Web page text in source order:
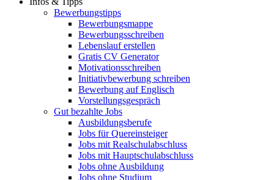
Bewerbungstipps
Bewerbungsmappe
Bewerbungsschreiben
Lebenslauf erstellen
Gratis CV Generator
Motivationsschreiben
Initiativbewerbung schreiben
Bewerbung auf Englisch
Vorstellungsgespräch
Gut bezahlte Jobs
Ausbildungsberufe
Jobs für Quereinsteiger
Jobs mit Realschulabschluss
Jobs mit Hauptschulabschluss
Jobs ohne Ausbildung
Jobs ohne Studium